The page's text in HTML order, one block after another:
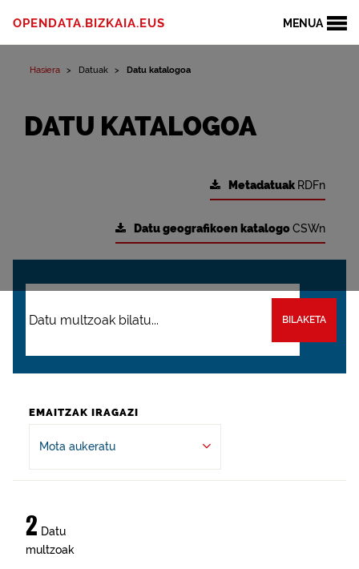
MENUA
OPENDATA.BIZKAIA.EUS
Hasiera Datuak Datu katalogoa
DATU KATALOGOA
Metadatuak RDFn
Datu geografikoen katalogoCSWn
BILAKETA
EMAITZAK IRAGAZI
Mota aukeratu
2 Datu
multzoak